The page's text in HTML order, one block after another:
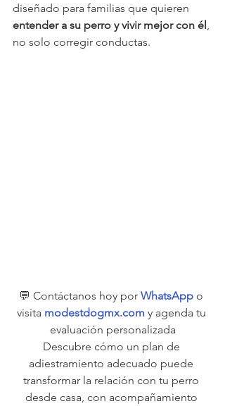
diseñado para familias que quieren
entender a su perro y vivir mejor con él,
no solo corregir conductas.
💬 Contáctanos hoy por WhatsApp o
visita modestdogmx.com y agenda tu
evaluación personalizada
Descubre cómo un plan de
adiestramiento adecuado puede
transformar la relación con tu perro
desde casa, con acompañamiento